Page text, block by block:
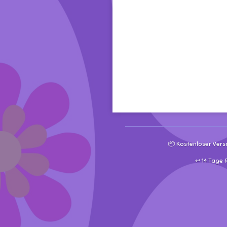
📦 Kostenloser
↩️ 14 Tage